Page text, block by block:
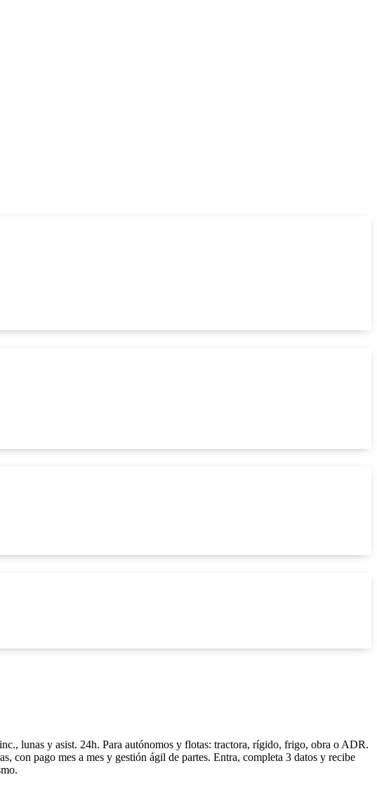
lunas y asist. 24h. Para autónomos y flotas: tractora, rígido, frigo, obra o ADR.
con pago mes a mes y gestión ágil de partes. Entra, completa 3 datos y recibe